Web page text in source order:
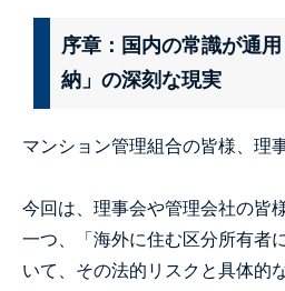
序章：国内の常識が通
納」の深刻な現実
マンション管理組合の皆様、理
今回は、理事会や管理会社の皆
一つ、「海外に住む区分所有者
いて、その法的リスクと具体的